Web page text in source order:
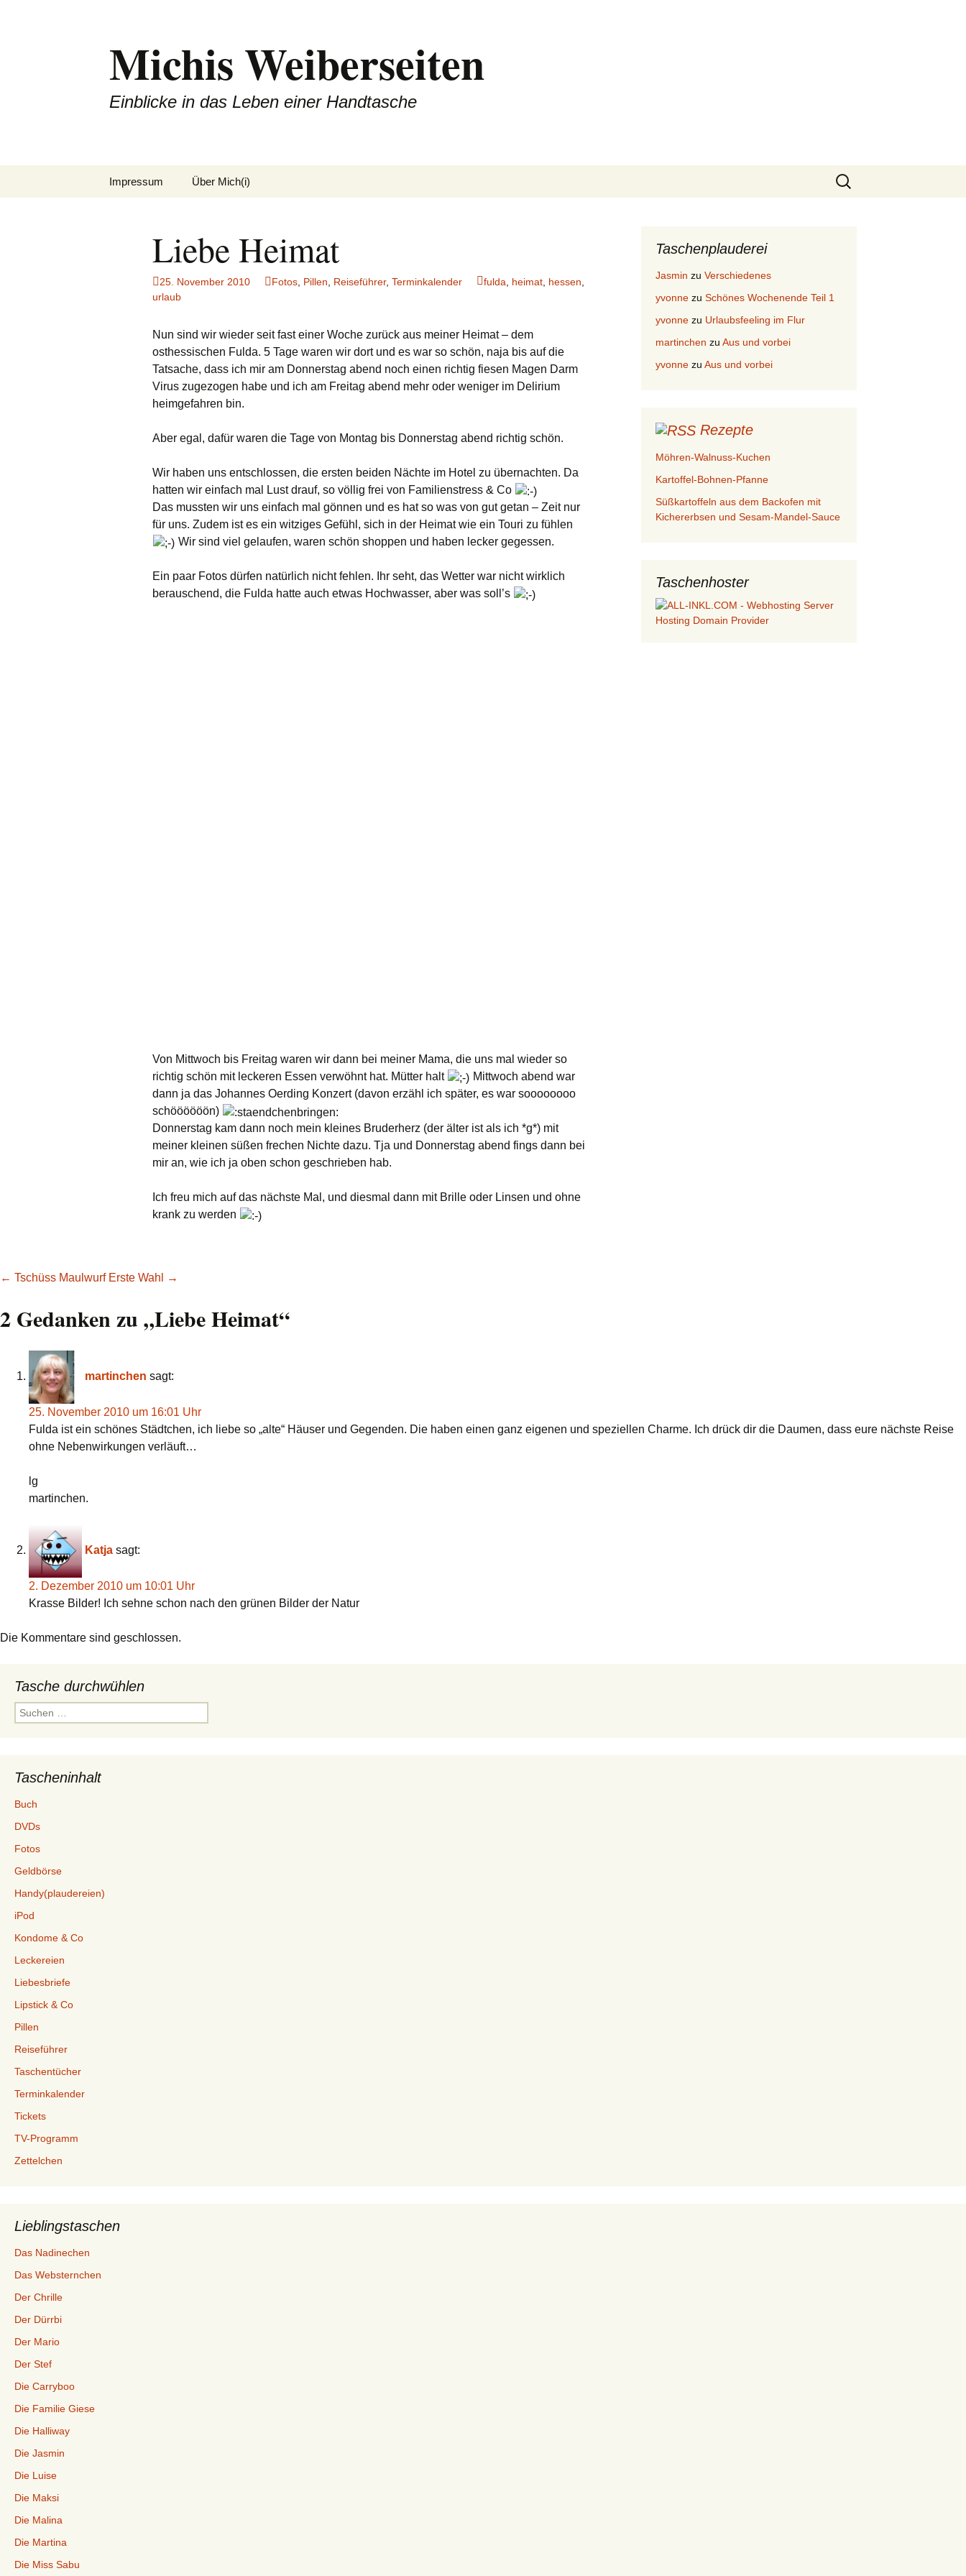
Michis Weiberseiten
Einblicke in das Leben einer Handtasche
Impressum Über Mich(i)
Suchen
nach:
Liebe Heimat
25. November 2010 Fotos Pillen Reiseführer, Terminkalender fulda heimat hessen
urlaub
Nun sind wir wieder seit fast einer Woche zurück aus meiner Heimat – dem
osthessischen Fulda. 5 Tage waren wir dort und es war so schön, naja bis auf die
Tatsache, dass ich mir am Donnerstag abend noch einen richtig fiesen Magen Darm
Virus zugezogen habe und ich am Freitag abend mehr oder weniger im Delirium
heimgefahren bin.
Aber egal, dafür waren die Tage von Montag bis Donnerstag abend richtig schön.
Wir haben uns entschlossen, die ersten beiden Nächte im Hotel zu übernachten. Da
hatten wir einfach mal Lust drauf, so völlig frei von Familienstress & Co
Das mussten wir uns einfach mal gönnen und es hat so was von gut getan – Zeit nur
für uns. Zudem ist es ein witziges Gefühl, sich in der Heimat wie ein Touri zu fühlen
Wir sind viel gelaufen, waren schön shoppen und haben lecker gegessen.
Ein paar Fotos dürfen natürlich nicht fehlen. Ihr seht, das Wetter war nicht wirklich
berauschend, die Fulda hatte auch etwas Hochwasser, aber was soll’s
Von Mittwoch bis Freitag waren wir dann bei meiner Mama, die uns mal wieder so
richtig schön mit leckeren Essen verwöhnt hat. Mütter halt
Mittwoch abend war
dann ja das Johannes Oerding Konzert (davon erzähl ich später, es war soooooooo
schöööööön)
Donnerstag kam dann noch mein kleines Bruderherz (der älter ist als ich *g*) mit
meiner kleinen süßen frechen Nichte dazu. Tja und Donnerstag abend fings dann bei
mir an, wie ich ja oben schon geschrieben hab.
Ich freu mich auf das nächste Mal, und diesmal dann mit Brille oder Linsen und ohne
krank zu werden
Beitragsnavigation
← Tschüss Maulwurf Erste Wahl →
2 Gedanken zu „Liebe Heimat“
martinchen sagt:
25. November 2010 um 16:01 Uhr
Fulda ist ein schönes Städtchen, ich liebe so „alte“ Häuser und Gegenden. Die haben einen ganz eigenen und speziellen Charme. Ich drück dir die Daumen, dass eure nächste Reise
ohne Nebenwirkungen verläuft…
lg
martinchen.
Katja sagt:
2. Dezember 2010 um 10:01 Uhr
Krasse Bilder! Ich sehne schon nach den grünen Bilder der Natur
Die Kommentare sind geschlossen.
Taschenplauderei
Jasmin zu Verschiedenes
yvonne zu Schönes Wochenende Teil 1
yvonne zu Urlaubsfeeling im Flur
martinchen zu Aus und vorbei
yvonne zu Aus und vorbei
Rezepte
Möhren-Walnuss-Kuchen
Kartoffel-Bohnen-Pfanne
Süßkartoffeln aus dem Backofen mit
Kichererbsen und Sesam-Mandel-Sauce
Taschenhoster
Tasche durchwühlen
Suchen
nach:
Tascheninhalt
Buch
DVDs
Fotos
Geldbörse
Handy(plaudereien)
iPod
Kondome & Co
Leckereien
Liebesbriefe
Lipstick & Co
Pillen
Reiseführer
Taschentücher
Terminkalender
Tickets
TV-Programm
Zettelchen
Lieblingstaschen
Das Nadinechen
Das Websternchen
Der Chrille
Der Dürrbi
Der Mario
Der Stef
Die Carryboo
Die Familie Giese
Die Halliway
Die Jasmin
Die Luise
Die Maksi
Die Malina
Die Martina
Die Miss Sabu